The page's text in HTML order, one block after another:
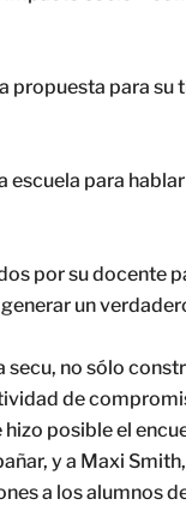
propuesta para su
escuela para
por su docente
un
secu, no sólo
de
posible el
y a Maxi
a los alumnos